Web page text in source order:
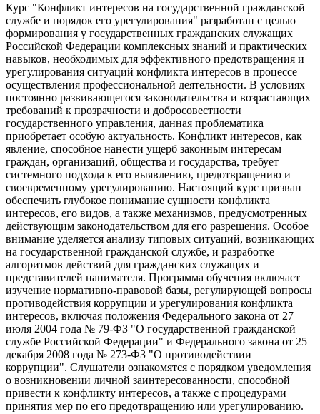
Курс "Конфликт интересов на государственной гражданской
службе и порядок его урегулирования" разработан с целью
формирования у государственных гражданских служащих
Российской Федерации комплексных знаний и практических
навыков, необходимых для эффективного предотвращения и
урегулирования ситуаций конфликта интересов в процессе
осуществления профессиональной деятельности. В условиях
постоянно развивающегося законодательства и возрастающих
требований к прозрачности и добросовестности
государственного управления, данная проблематика
приобретает особую актуальность. Конфликт интересов, как
явление, способное нанести ущерб законным интересам
граждан, организаций, общества и государства, требует
системного подхода к его выявлению, предотвращению и
своевременному урегулированию. Настоящий курс призван
обеспечить глубокое понимание сущности конфликта
интересов, его видов, а также механизмов, предусмотренных
действующим законодательством для его разрешения. Особое
внимание уделяется анализу типовых ситуаций, возникающих
на государственной гражданской службе, и разработке
алгоритмов действий для гражданских служащих и
представителей нанимателя. Программа обучения включает
изучение нормативно-правовой базы, регулирующей вопросы
противодействия коррупции и урегулирования конфликта
интересов, включая положения Федерального закона от 27
июля 2004 года № 79-ФЗ "О государственной гражданской
службе Российской Федерации" и Федерального закона от 25
декабря 2008 года № 273-ФЗ "О противодействии
коррупции". Слушатели ознакомятся с порядком уведомления
о возникновении личной заинтересованности, способной
привести к конфликту интересов, а также с процедурами
принятия мер по его предотвращению или урегулированию.